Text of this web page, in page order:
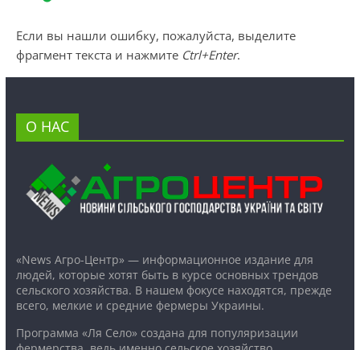
Если вы нашли ошибку, пожалуйста, выделите
фрагмент текста и нажмите Ctrl+Enter.
О НАС
«News Агро-Центр» — информационное издание для
людей, которые хотят быть в курсе основных трендов
сельского хозяйства. В нашем фокусе находятся, прежде
всего, мелкие и средние фермеры Украины.
Программа «Ля Село» создана для популяризации